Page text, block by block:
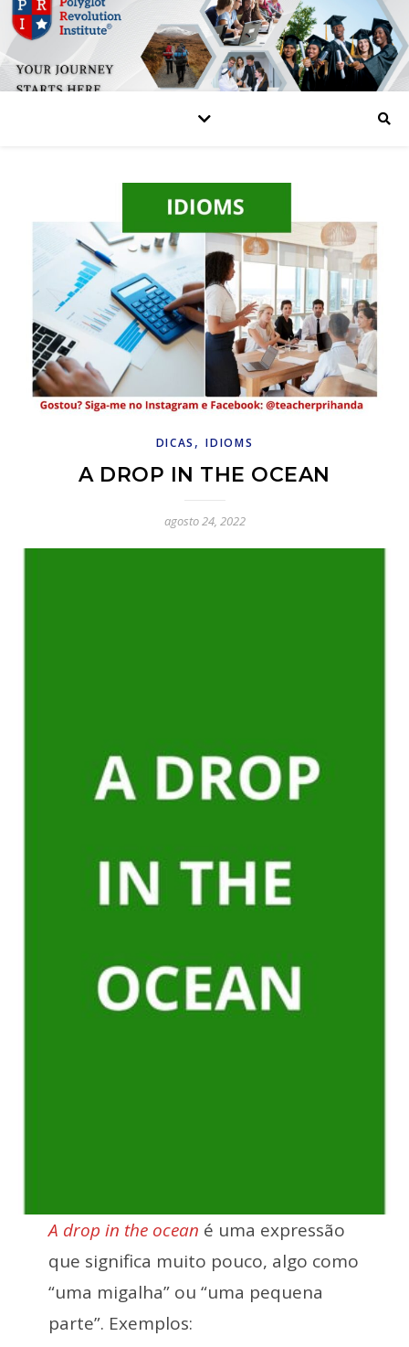
DICAS ,IDIOMS
A DROP IN THE OCEAN
agosto 24, 2022
A drop in the ocean é uma expressão
que significa muito pouco, algo como
“uma migalha” ou “uma pequena
parte”. Exemplos: